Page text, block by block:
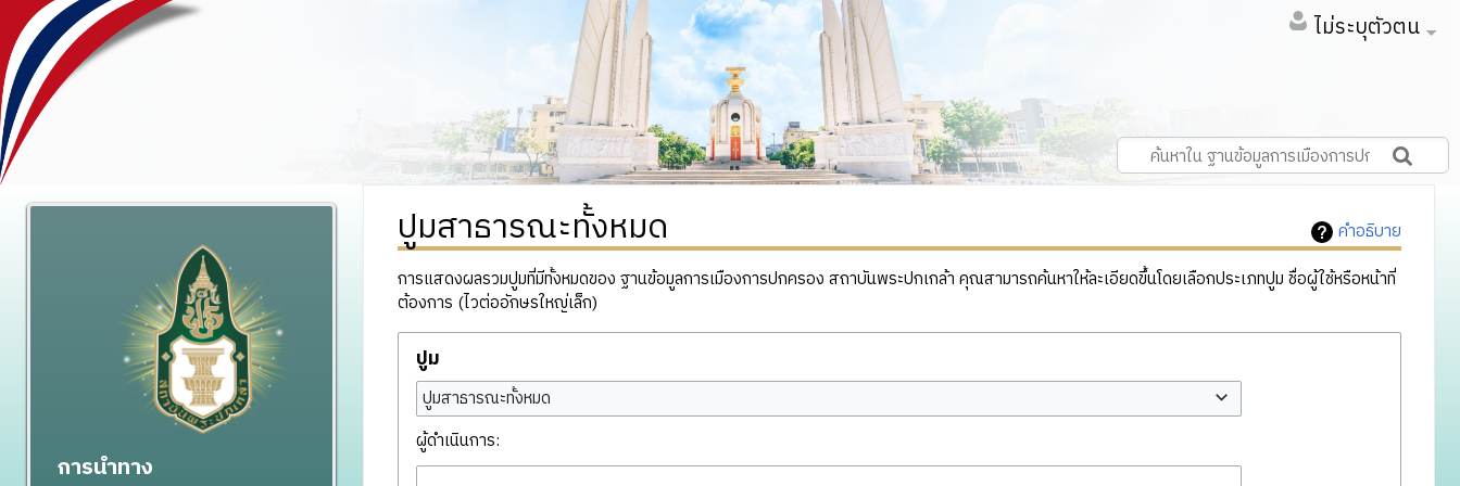
ไม่ระบุตัวตน
คำอธิบาย
ปูมสาธารณะทั้งหมด
การแสดงผลรวมปูมที่มีทั้งหมดของ ฐานข้อมูลการเมืองการปกครอง สถาบันพระปกเกล้า คุณสามารถค้นหาให้ละเอียดขึ้นโดยเลือกประเภทปูม ชื่อผู้ใช้หรือหน้าที่
ต้องการ (ไวต่ออักษรใหญ่เล็ก)
ปูม
ปูมสาธารณะทั้งหมด
ผู้ดำเนินการ:
การนำทาง